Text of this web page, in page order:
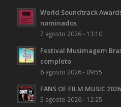
World Soundtrack
nominados
7 agosto 2026 - 13:10
Festival Musimagem
completo
6 agosto 2026 - 09:55
FANS OF FILM MUSIC
5 agosto 2026 - 12:25